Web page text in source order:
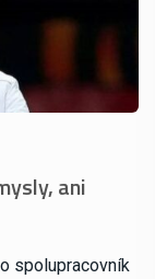
ani
spolupracovník